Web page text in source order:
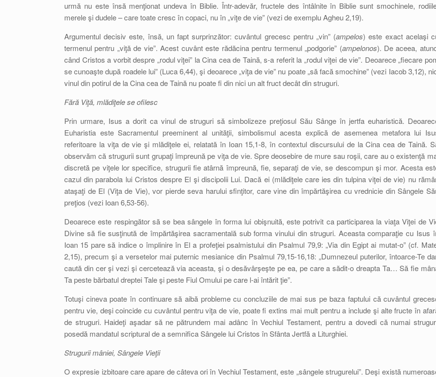
urmă nu este însă menţionat undeva în Biblie. Într-adevăr, fructele des întâlnite în Biblie sunt smochinele,
merele şi dudele – care toate cresc în copaci, nu în „viţe de vie” (vezi de exemplu Agheu 2,19).
Argumentul decisiv este, însă, un fapt surprinzător: cuvântul grecesc pentru „vin” (ampelos) este exact acelaşi
termenul pentru „viţă de vie”. Acest cuvânt este rădăcina pentru termenul „podgorie” (ampelonos). De aceea,
când Cristos a vorbit despre „rodul viţei” la Cina cea de Taină, s-a referit la „rodul viţei de vie”. Deoarece „fiecare
se cunoaşte după roadele lui” (Luca 6,44), şi deoarece „viţa de vie” nu poate „să facă smochine” (vezi Iacob 3,12),
vinul din potirul de la Cina cea de Taină nu poate fi din nici un alt fruct decât din struguri.
Fără Viţă, mlădiţele se ofilesc
Prin urmare, Isus a dorit ca vinul de struguri să simbolizeze preţiosul Său Sânge în jertfa euharistică.
Euharistia este Sacramentul preeminent al unităţii, simbolismul acesta explică de asemenea metafora lui
referitoare la viţa de vie şi mlădiţele ei, relatată în Ioan 15,1-8, în contextul discursului de la Cina cea de Taină.
observăm că strugurii sunt grupaţi împreună pe viţa de vie. Spre deosebire de mure sau roşii, care au o existenţă
discretă pe viţele lor specifice, strugurii fie atârnă împreună, fie, separaţi de vie, se descompun şi mor. Acesta
cazul din parabola lui Cristos despre El şi discipolii Lui. Dacă ei (mlădiţele care ies din tulpina viţei de vie) nu
ataşaţi de El (Viţa de Vie), vor pierde seva harului sfinţitor, care vine din împărtăşirea cu vrednicie din Sângele
preţios (vezi Ioan 6,53-56).
Deoarece este respingător să se bea sângele în forma lui obişnuită, este potrivit ca participarea la viaţa Viţei de
Divine să fie susţinută de împărtăşirea sacramentală sub forma vinului din struguri. Aceasta comparaţie cu Isus
Ioan 15 pare să indice o împlinire în El a profeţiei psalmistului din Psalmul 79,9: „Via din Egipt ai mutat-o” (cf.
2,15), precum şi a versetelor mai puternic mesianice din Psalmul 79,15-16,18: „Dumnezeul puterilor, întoarce-Te
caută din cer şi vezi şi cercetează via aceasta, şi o desăvârşeşte pe ea, pe care a sădit-o dreapta Ta… Să fie
Ta peste bărbatul dreptei Tale şi peste Fiul Omului pe care l-ai întărit ţie”.
Totuşi cineva poate în continuare să aibă probleme cu concluziile de mai sus pe baza faptului că cuvântul
pentru vie, deşi coincide cu cuvântul pentru viţa de vie, poate fi extins mai mult pentru a include şi alte fructe în
de struguri. Haideţi aşadar să ne pătrundem mai adânc în Vechiul Testament, pentru a dovedi că numai
posedă mandatul scriptural de a semnifica Sângele lui Cristos în Sfânta Jertfă a Liturghiei.
Strugurii mâniei, Sângele Vieţii
O expresie izbitoare care apare de câteva ori în Vechiul Testament, este „sângele strugurelui”. Deşi există